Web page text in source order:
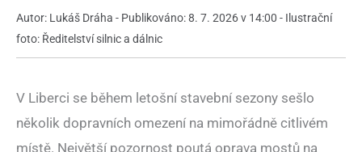
Autor: Lukáš Dráha - Publikováno: 8. 7. 2026 v 14:00 - Ilustrační
foto: Ředitelství silnic a dálnic
V Liberci se během letošní stavební sezony sešlo
několik dopravních omezení na mimořádně citlivém
místě. Největší pozornost poutá oprava mostů na